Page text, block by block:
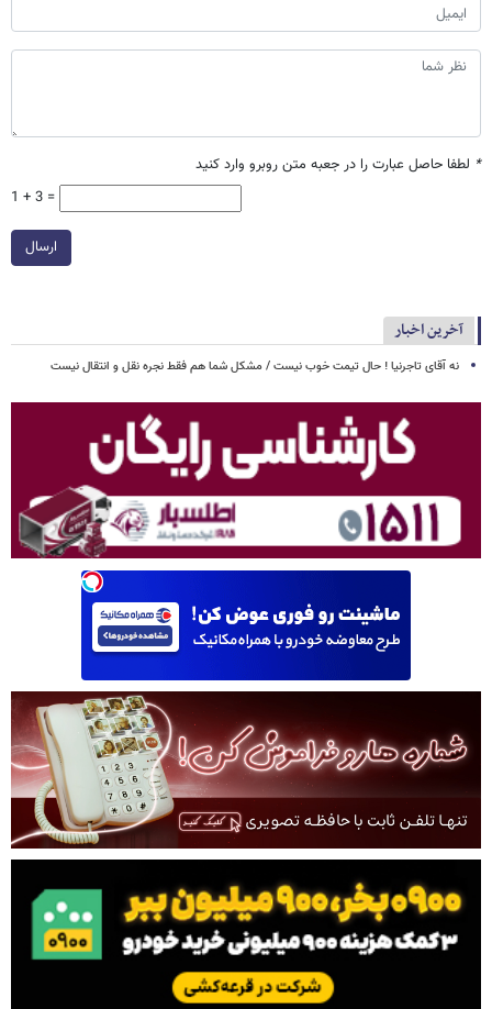
* لطفا حاصل عبارت را در جعبه متن روبرو وارد کنید
1 + 3 =
ارسال
آخرین اخبار
نه آقای تاجرنیا ! حال تیمت خوب نیست / مشکل شما هم فقط نجره نقل و انتقال نیست